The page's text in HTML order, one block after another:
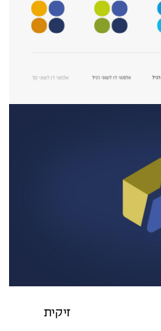
זיקית